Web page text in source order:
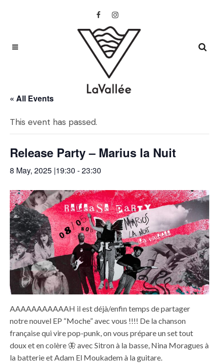
« All Events
This event has passed.
Release Party – Marius la Nuit
8 May, 2025 |19:30 -23:30
AAAAAAAAAAAH il est déjà/enfin temps de partager
notre nouvel EP “Moche” avec vous !!!! De la chanson
française qui vire pop-punk, on vous prépare un set tout
doux et en colère 🦋 avec Sitron à la basse, Nina Moragues à
la batterie et Adam El Moukadem à la guitare.